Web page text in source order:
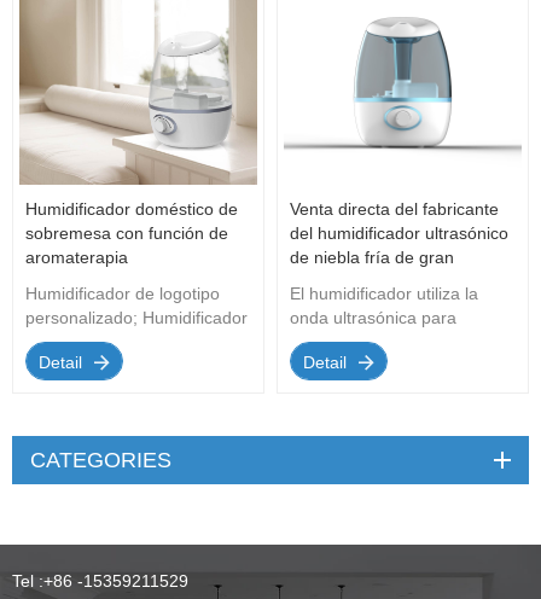
Humidificador doméstico de
sobremesa con función de
aromaterapia
Humidificador de logotipo
personalizado; Humidificador
ultras&oacute;nico de niebla
fr&iacute;a al por mayor
Detail
Venta directa del fabricante
del humidificador ultrasónico
de niebla fría de gran
El humidificador utiliza la
onda ultrasónica para
producir 1,7 millones de
oscilaciones de alta
agua en partículas ultrafinas
de 1 a 5 micras y difundiendo
la neblina de agua en el aire
Detail
CATEGORIES
Tel :+86 -15359211529